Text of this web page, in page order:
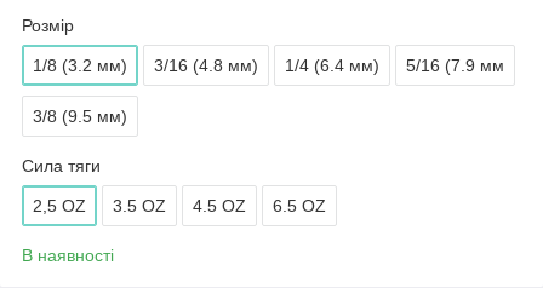
Розмір
1/8 (3.2 мм) 3/16 (4.8 мм) 1/4 (6.4 мм) 5/16 (7.9 мм
3/8 (9.5 мм)
Сила тяги
2,5 OZ 3.5 OZ 4.5 OZ 6.5 OZ
В наявності